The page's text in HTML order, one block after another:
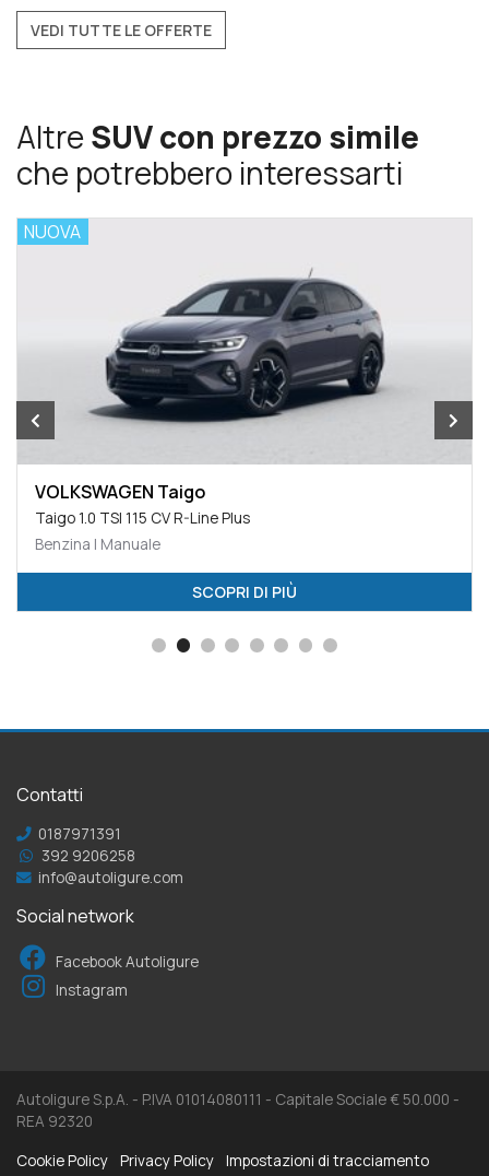
VEDI TUTTE LE OFFERTE
AltreSUV con prezzo simile
che potrebbero interessarti
NUOVA
VOLKSWAGEN Taigo
Taigo 1.0 TSI 115 CV R-Line Plus
Benzina | Manuale
SCOPRI DI PIÙ
Contatti
0187971391
392 9206258
info@autoligure.com
Social network
Facebook Autoligure
Instagram
Autoligure S.p.A. - P.IVA 01014080111 - Capitale Sociale € 50.000 -
REA 92320
Cookie Policy
Privacy Policy Impostazioni di tracciamento